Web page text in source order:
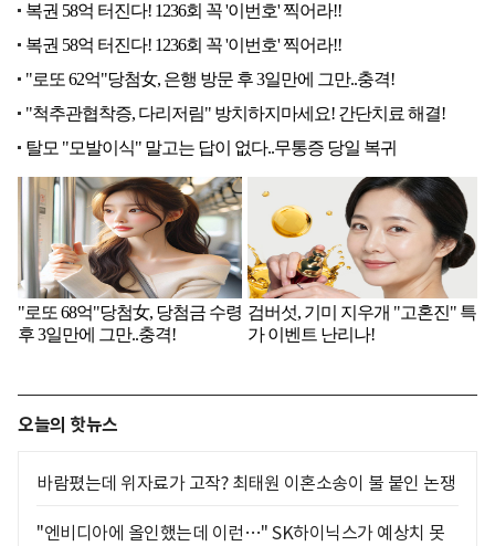
오늘의 핫뉴스
바람폈는데 위자료가 고작? 최태원 이혼소송이 불 붙인 논쟁
"엔비디아에 올인했는데 이런…" SK하이닉스가 예상치 못